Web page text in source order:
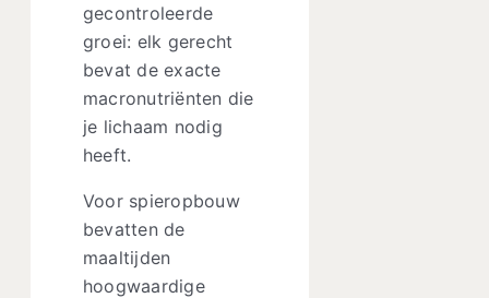
gecontroleerde
groei: elk gerecht
bevat de exacte
macronutriënten die
je lichaam nodig
heeft.
Voor spieropbouw
bevatten de
maaltijden
hoogwaardige